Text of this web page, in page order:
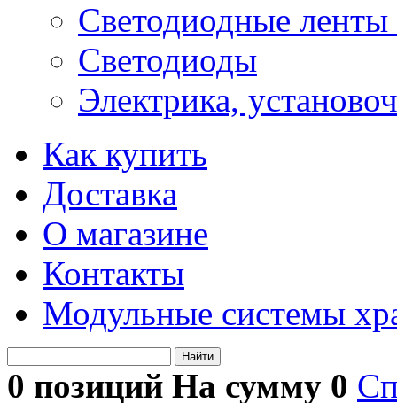
Светодиодные
Светодиоды
Электрика,
Как купить
Доставка
О магазине
Контакты
Модульные системы
Найти
0 позиций На сумму 0